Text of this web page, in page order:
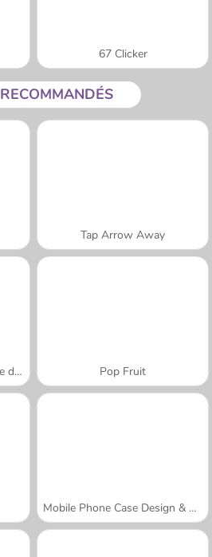
67 Clicker
Tap Arrow Away
Tarte Tatin : École de cuisine de Sara Pop Fruit
Mobile Phone Case Design & DIY